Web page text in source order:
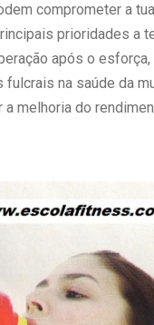
comprometer a
prioridades a
após o
fulcrais na saúde da
a melhoria do